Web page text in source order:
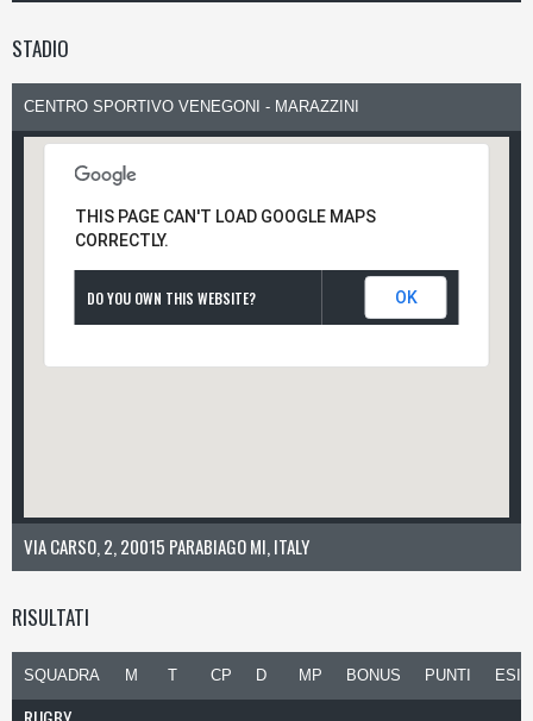
STADIO
CENTRO SPORTIVO VENEGONI - MARAZZINI
THIS PAGE CAN'T LOAD GOOGLE MAPS
CORRECTLY.
DO YOU OWN THIS WEBSITE? OK
VIA CARSO, 2, 20015 PARABIAGO MI, ITALY
RISULTATI
SQUADRA M T CP D MP BONUS PUNTI